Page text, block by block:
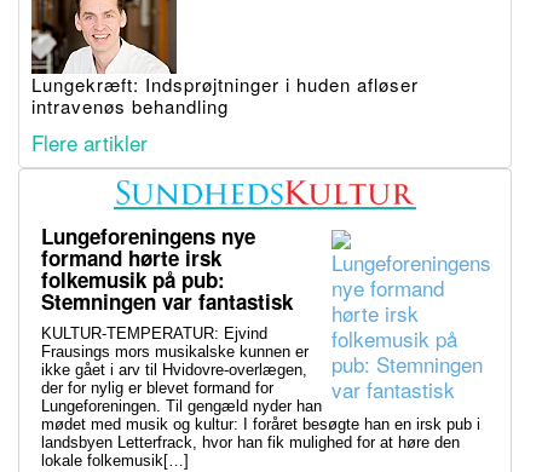
Lungekræft: Indsprøjtninger i huden afløser
intravenøs behandling
Flere artikler
Lungeforeningens nye
formand hørte irsk
folkemusik på pub:
Stemningen var fantastisk
KULTUR-TEMPERATUR: Ejvind
Frausings mors musikalske kunnen er
ikke gået i arv til Hvidovre-overlægen,
der for nylig er blevet formand for
Lungeforeningen. Til gengæld nyder han
mødet med musik og kultur: I foråret besøgte han en irsk pub i
landsbyen Letterfrack, hvor han fik mulighed for at høre den
lokale folkemusik[…]